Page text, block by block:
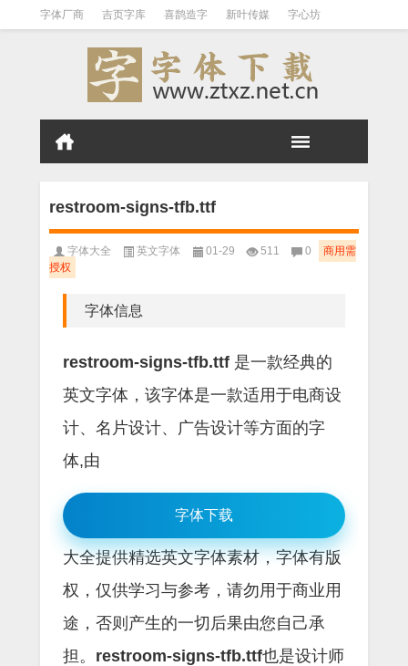
字体厂商 吉页字库 喜鹊造字 新叶传媒 字心坊
刻石录
标签云 字体归档 免费商用 日系中文
汉标字库
restroom-signs-tfb.ttf
字体大全 英文字体 01-29 511 0
商用需
授权
字体信息
restroom-signs-tfb.ttf 是一款经典的
英文字体，该字体是一款适用于电商设
计、名片设计、广告设计等方面的字
体,由
字体下载
大全提供精选英文字体素材，字体有版
权，仅供学习与参考，请勿用于商业用
途，否则产生的一切后果由您自己承
担。 restroom-signs-tfb.ttf也是设计师